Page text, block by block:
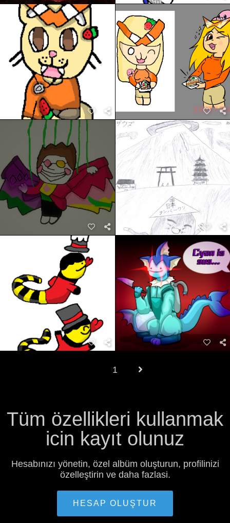
1
Tüm özellikleri kullanmak
icin kayıt olunuz
Hesabınızı yönetin, özel albüm oluşturun, profilinizi
özelleştirin ve daha fazlasi.
HESAP OLUŞTUR